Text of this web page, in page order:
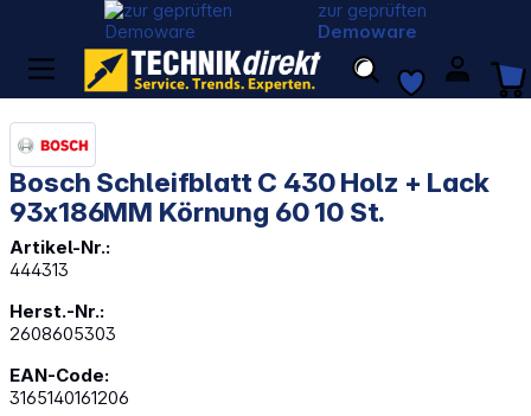
zur geprüften
Demoware
Bosch Schleifblatt C 430 Holz + Lack
93x186MM Körnung 60 10 St.
Artikel-Nr.:
444313
Herst.-Nr.:
2608605303
EAN-Code:
3165140161206